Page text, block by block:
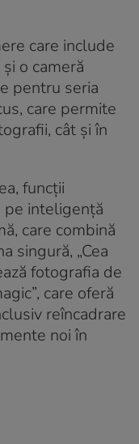
care include
o cameră
pentru seria
care permite
cât și în
funcții
inteligență
care combină
singură, „Cea
fotografia de
care oferă
reîncadrare
noi în